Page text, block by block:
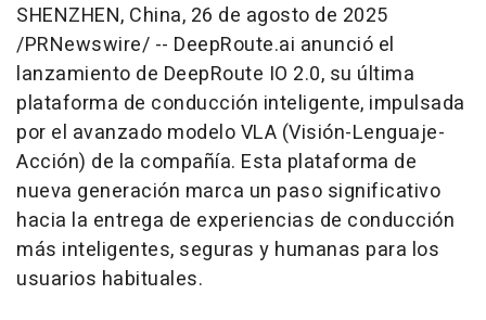
SHENZHEN, China, 26 de agosto de 2025
/PRNewswire/ -- DeepRoute.ai anunció el
lanzamiento de DeepRoute IO 2.0, su última
plataforma de conducción inteligente, impulsada
por el avanzado modelo VLA (Visión-Lenguaje-
Acción) de la compañía. Esta plataforma de
nueva generación marca un paso significativo
hacia la entrega de experiencias de conducción
más inteligentes, seguras y humanas para los
usuarios habituales.